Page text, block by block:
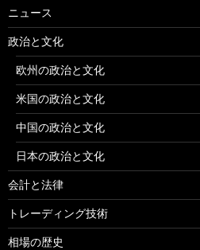
ニュース
政治と文化
欧州の政治と文化
米国の政治と文化
中国の政治と文化
日本の政治と文化
会計と法律
トレーディング技術
相場の歴史